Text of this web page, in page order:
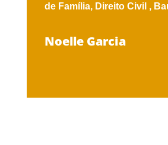
de Família, Direito Civil ,
Noelle Garcia